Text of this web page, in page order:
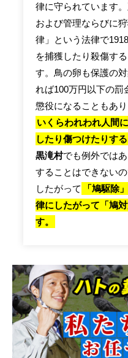
律に守られています
および管理ならびに
律」という法律で
を捕獲したり殺傷す
す。鳥の卵も保護の
れば100万円以下の罰
懲役になることもあり
いくらわれわれ人間
したり傷つけたりす
黒滝村でも例外では
することはできないの
したがって
「鳩駆除
律にしたがって「鳩
す。